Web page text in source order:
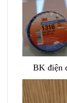
BK điện